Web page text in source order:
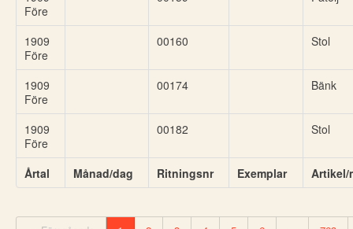
Före
1909
Före
00160 Stol
1909
Före
00174 Bänk
1909
Före
00182 Stol
Årtal Månad/dag Ritningsnr Exemplar Artikel/